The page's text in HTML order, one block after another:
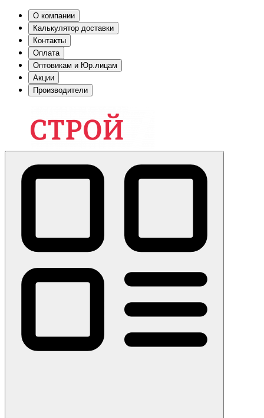
О компании
Калькулятор доставки
Контакты
Оплата
Оптовикам и Юр.лицам
Акции
Производители